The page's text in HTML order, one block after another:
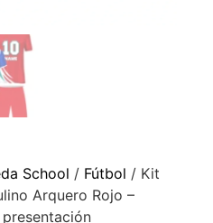
School / Fútbol / Kit
Arquero Rojo –